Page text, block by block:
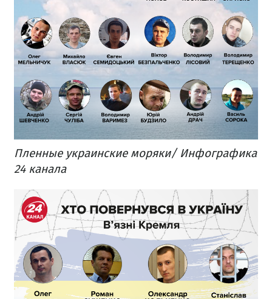
Пленные украинские моряки/ Инфографика
24 канала​